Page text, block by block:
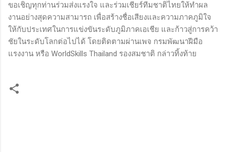
ขอเชิญทุกท่านร่วมส่งแรงใจ และร่วมเชียร์ทีมชาติไทยให้ทำผล
งานอย่างสุดความสามารถ เพื่อสร้างชื่อเสียงและความภาคภูมิใจ
ให้กับประเทศในการแข่งขันระดับภูมิภาคเอเชีย และก้าวสู่การคว้า
ชัยในระดับโลกต่อไปได้ โดยติดตามผ่านเพจ กรมพัฒนาฝีมือ
แรงงาน หรือ WorldSkills Thailand รองสมชาติ กล่าวทิ้งท้าย